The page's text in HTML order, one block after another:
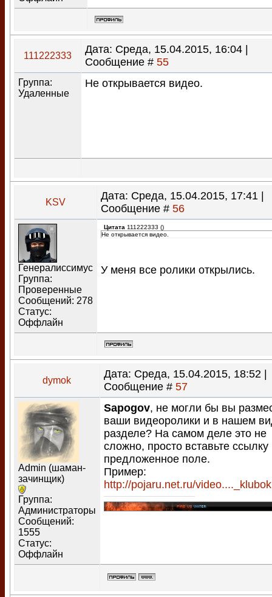
111222333
Дата: Среда, 15.04.2015, 16:04 |
Сообщение # 55
Группа:
Удаленные
Не открывается видео.
KSV
Дата: Среда, 15.04.2015, 17:41 |
Сообщение # 56
Генералиссимус
Группа:
Проверенные
Сообщений: 278
Статус:
Оффлайн
Цитата 111222333 ()
Не открывается видео.
У меня все ролики открылись.
dymok
Дата: Среда, 15.04.2015, 18:52 |
Сообщение # 57
Admin (шаман-
зачинщик)
Группа:
Администраторы
Сообщений:
1555
Статус:
Оффлайн
Sapogov, не могли бы вы
ваши видеоролики и в нашем
разделе? На самом деле это не
сложно, просто вставьте ссылку
предложенное поле.
Пример:
http://pojaru.net.ru/video...._klubok